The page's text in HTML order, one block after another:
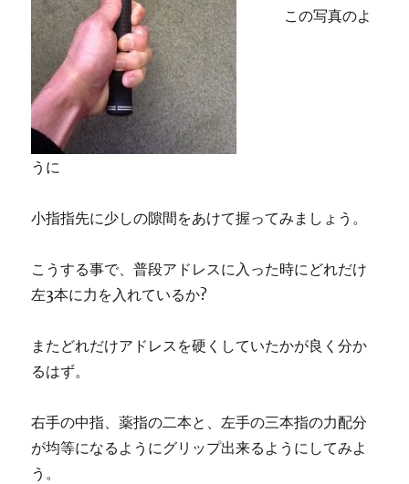
この写真のよ
うに
小指指先に少しの隙間をあけて握ってみましょう。
こうする事で、普段アドレスに入った時にどれだけ
左3本に力を入れているか?
またどれだけアドレスを硬くしていたかが良く分か
るはず。
右手の中指、薬指の二本と、左手の三本指の力配分
が均等になるようにグリップ出来るようにしてみよ
う。